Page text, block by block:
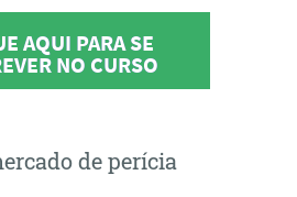
AQUI PARA SE
NO CURSO
de perícia